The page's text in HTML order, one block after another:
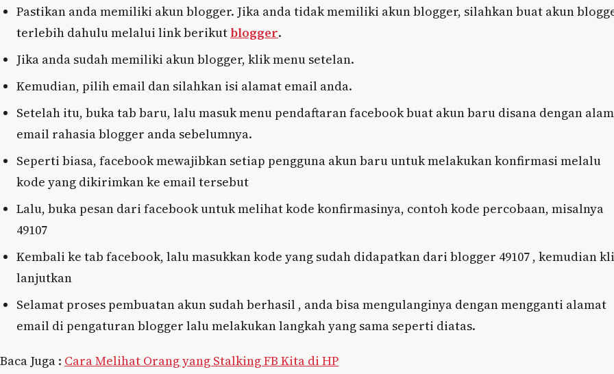
Pastikan anda memiliki akun blogger. Jika anda tidak memiliki akun blogger, silahkan buat akun
terlebih dahulu melalui link berikut blogger.
Jika anda sudah memiliki akun blogger, klik menu setelan.
Kemudian, pilih email dan silahkan isi alamat email anda.
Setelah itu, buka tab baru, lalu masuk menu pendaftaran facebook buat akun baru disana dengan
email rahasia blogger anda sebelumnya.
Seperti biasa, facebook mewajibkan setiap pengguna akun baru untuk melakukan konfirmasi melalu
kode yang dikirimkan ke email tersebut
Lalu, buka pesan dari facebook untuk melihat kode konfirmasinya, contoh kode percobaan, misalnya
49107
Kembali ke tab facebook, lalu masukkan kode yang sudah didapatkan dari blogger 49107 , kemudian
lanjutkan
Selamat proses pembuatan akun sudah berhasil , anda bisa mengulanginya dengan mengganti alamat
email di pengaturan blogger lalu melakukan langkah yang sama seperti diatas.
Baca Juga : Cara Melihat Orang yang Stalking FB Kita di HP